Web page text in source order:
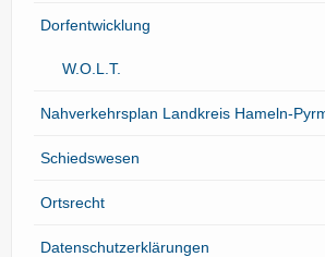
Dorfentwicklung
W.O.L.T.
Nahverkehrsplan Landkreis Hameln-
Schiedswesen
Ortsrecht
Datenschutzerklärungen